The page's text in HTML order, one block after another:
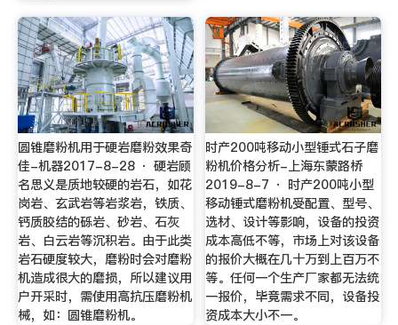
圆锥磨粉机用于硬岩磨粉效果奇
佳-机器2017-8-28 · 硬岩顾
名思义是质地较硬的岩石，如花
岗岩、玄武岩等岩浆岩，铁质、
钙质胶结的砾岩、砂岩、石灰
岩、白云岩等沉积岩。由于此类
岩石硬度较大，磨粉时会对磨粉
机造成很大的磨损，所以建议用
户开采时，需使用高抗压磨粉机
械，如：圆锥磨粉机。
时产200吨移动小型锤式石子磨
粉机价格分析-上海东蒙路桥
2019-8-7 · 时产200吨小型
移动锤式磨粉机受配置、型号、
选材、设计等影响，设备的投资
成本高低不等，市场上对该设备
的报价大概在几十万到上百万不
等。任何一个生产厂家都无法统
一报价，毕竟需求不同，设备投
资成本大小不一。